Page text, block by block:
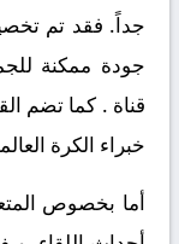
جداً. فقد تم
جودة ممكنة
قناة . كما تضم
خبراء الكرة
أما بخصوص